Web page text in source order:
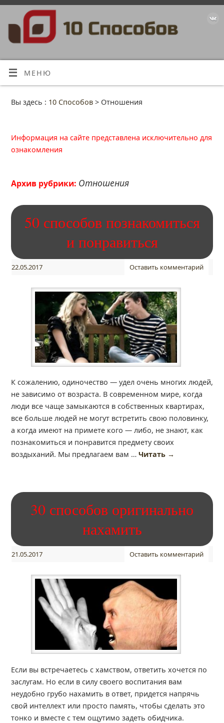
МЕНЮ
Вы здесь : 10 Способов> Отношения
Информация на сайте представлена исключительно для
ознакомления
Архив рубрики: Отношения
50 способов познакомиться
и понравиться
22.05.2017 Оставить комментарий
К сожалению, одиночество — удел очень многих людей,
не зависимо от возраста. В современном мире, когда
люди все чаще замыкаются в собственных квартирах,
все больше людей не могут встретить свою половинку,
а когда имеют на примете кого — либо, не знают, как
познакомиться и понравится предмету своих
воздыханий. Мы предлагаем вам … Читать →
30 способов оригинально
нахамить
21.05.2017 Оставить комментарий
Если вы встречаетесь с хамством, ответить хочется по
заслугам. Но если в силу своего воспитания вам
неудобно грубо нахамить в ответ, придется напрячь
свой интеллект или просто память, чтобы сделать это
тонко и вместе с тем ощутимо задеть обидчика.